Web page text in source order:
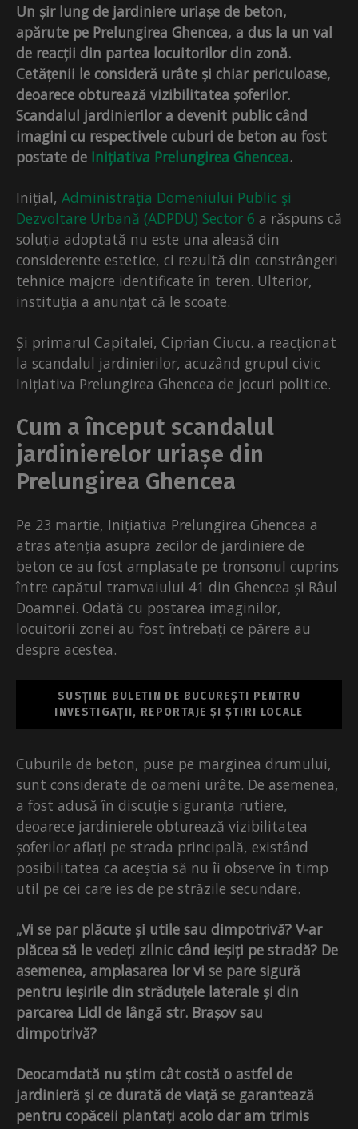
Un șir lung de jardiniere uriașe de beton,
apărute pe Prelungirea Ghencea, a dus la un val
de reacții din partea locuitorilor din zonă.
Cetățenii le consideră urâte și chiar periculoase,
deoarece obturează vizibilitatea șoferilor.
Scandalul jardinierilor a devenit public când
imagini cu respectivele cuburi de beton au fost
postate de Inițiativa Prelungirea Ghencea.
Inițial, Administraţia Domeniului Public şi
Dezvoltare Urbană (ADPDU) Sector 6 a răspuns că
soluția adoptată nu este una aleasă din
considerente estetice, ci rezultă din constrângeri
tehnice majore identificate în teren. Ulterior,
instituția a anunțat că le scoate.
Și primarul Capitalei, Ciprian Ciucu. a reacționat
la scandalul jardinierilor, acuzând grupul civic
Inițiativa Prelungirea Ghencea de jocuri politice.
Cum a început scandalul
jardinierelor uriașe din
Prelungirea Ghencea
Pe 23 martie, Inițiativa Prelungirea Ghencea a
atras atenția asupra zecilor de jardiniere de
beton ce au fost amplasate pe tronsonul cuprins
între capătul tramvaiului 41 din Ghencea și Râul
Doamnei. Odată cu postarea imaginilor,
locuitorii zonei au fost întrebați ce părere au
despre acestea.
SUSȚINE BULETIN DE BUCUREȘTI PENTRU
INVESTIGAȚII, REPORTAJE ȘI ȘTIRI LOCALE
Cuburile de beton, puse pe marginea drumului,
sunt considerate de oameni urâte. De asemenea,
a fost adusă în discuție siguranța rutiere,
deoarece jardinierele obturează vizibilitatea
șoferilor aflați pe strada principală, existând
posibilitatea ca aceștia să nu îi observe în timp
util pe cei care ies de pe străzile secundare.
„Vi se par plăcute și utile sau dimpotrivă? V-ar
plăcea să le vedeți zilnic când ieșiți pe stradă? De
asemenea, amplasarea lor vi se pare sigură
pentru ieșirile din străduțele laterale și din
parcarea Lidl de lângă str. Brașov sau
dimpotrivă?
Deocamdată nu știm cât costă o astfel de
jardinieră și ce durată de viață se garantează
pentru copăceii plantați acolo dar am trimis